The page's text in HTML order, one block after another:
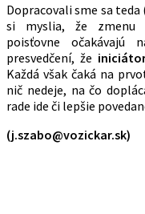
Dopracovali sme sa
si myslia, že zmenu
poisťovne očakávajú
presvedčení, že
Každá však čaká na
nič nedeje, na čo
rade ide či lepšie
(j.szabo@vozickar.sk)